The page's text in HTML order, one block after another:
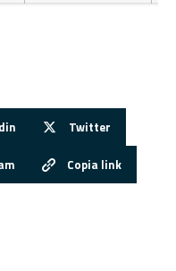
Twitter
Copia link